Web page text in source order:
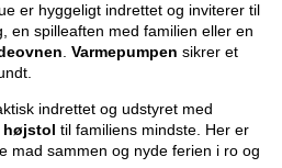
er hyggeligt indrettet og inviterer til
en spilleaften med familien eller en
Varmepumpen sikrer et
indrettet og udstyret med
højstol til familiens mindste. Her er
mad sammen og nyde ferien i ro og